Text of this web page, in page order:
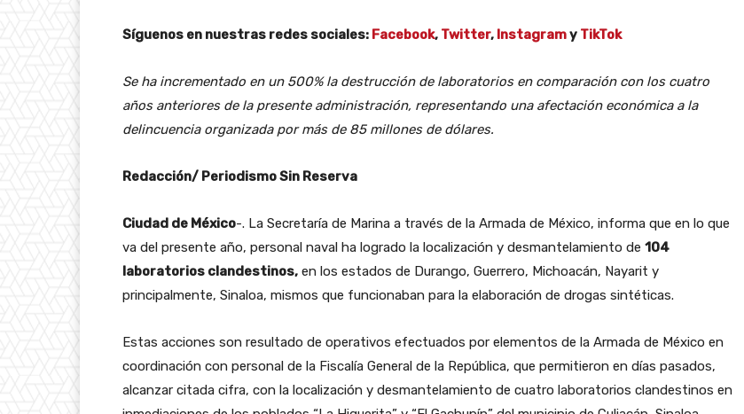
Síguenos en nuestras redes sociales: Facebook, Twitter, Instagramy TikTok
Se ha incrementado en un 500% la destrucción de laboratorios en comparación con los cuatro
años anteriores de la presente administración, representando una afectación económica a la
delincuencia organizada por más de 85 millones de dólares.
Redacción/ Periodismo Sin Reserva
Ciudad de México-. La Secretaría de Marina a través de la Armada de México, informa que en lo que
va del presente año, personal naval ha logrado la localización y desmantelamiento de 104
laboratorios clandestinos, en los estados de Durango, Guerrero, Michoacán, Nayarit y
principalmente, Sinaloa, mismos que funcionaban para la elaboración de drogas sintéticas.
Estas acciones son resultado de operativos efectuados por elementos de la Armada de México en
coordinación con personal de la Fiscalía General de la República, que permitieron en días pasados,
alcanzar citada cifra, con la localización y desmantelamiento de cuatro laboratorios clandestinos en